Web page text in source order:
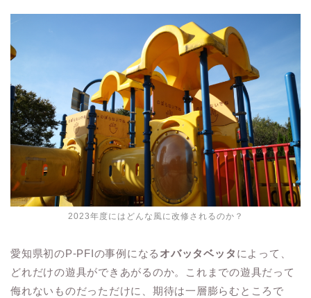
2023年度にはどんな風に改修されるのか？
愛知県初のP-PFIの事例になる オバッタベッタ によって、
どれだけの遊具ができあがるのか。これまでの遊具だって
侮れないものだっただけに、期待は一層膨らむところで